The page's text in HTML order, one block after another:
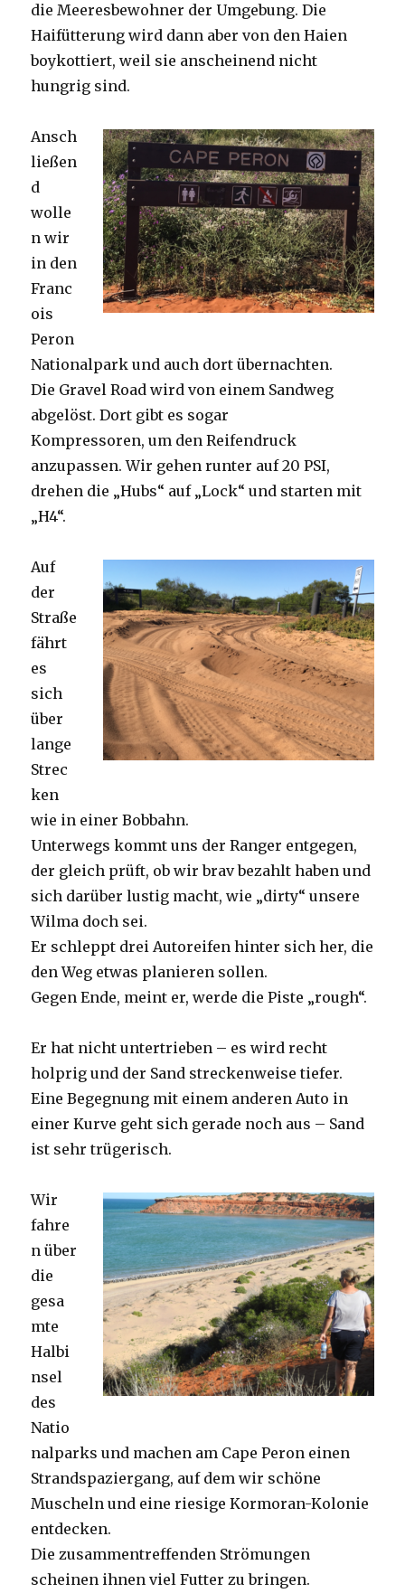
die Meeresbewohner der Umgebung. Die
Haifütterung wird dann aber von den Haien
boykottiert, weil sie anscheinend nicht
hungrig sind.
Ansch
ließen
d
wolle
n wir
in den
Franc
ois
Peron
Nationalpark und auch dort übernachten.
Die Gravel Road wird von einem Sandweg
abgelöst. Dort gibt es sogar
Kompressoren, um den Reifendruck
anzupassen. Wir gehen runter auf 20 PSI,
drehen die „Hubs“ auf „Lock“ und starten mit
„H4“.
Auf
der
Straße
fährt
es
sich
über
lange
Strec
ken
wie in einer Bobbahn.
Unterwegs kommt uns der Ranger entgegen,
der gleich prüft, ob wir brav bezahlt haben und
sich darüber lustig macht, wie „dirty“ unsere
Wilma doch sei.
Er schleppt drei Autoreifen hinter sich her, die
den Weg etwas planieren sollen.
Gegen Ende, meint er, werde die Piste „rough“.
Er hat nicht untertrieben – es wird recht
holprig und der Sand streckenweise tiefer.
Eine Begegnung mit einem anderen Auto in
einer Kurve geht sich gerade noch aus – Sand
ist sehr trügerisch.
Wir
fahre
n über
die
gesa
mte
Halbi
nsel
des
Natio
nalparks und machen am Cape Peron einen
Strandspaziergang, auf dem wir schöne
Muscheln und eine riesige Kormoran-Kolonie
entdecken.
Die zusammentreffenden Strömungen
scheinen ihnen viel Futter zu bringen.